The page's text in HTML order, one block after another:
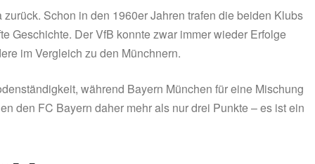
Schon in den 1960er Jahren trafen die beiden Klubs
Geschichte. Der VfB konnte zwar immer wieder Erfolge
im Vergleich zu den Münchnern.
während Bayern München für eine Mischung
den FC Bayern daher mehr als nur drei Punkte – es ist ein